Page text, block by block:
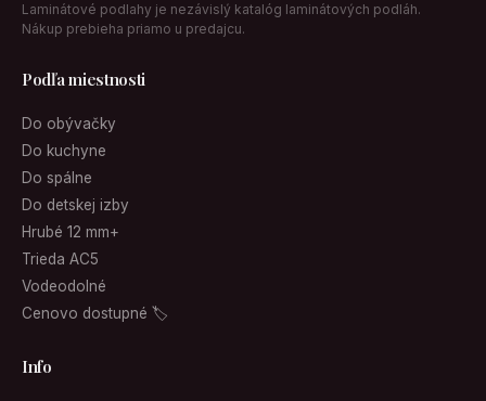
Laminátové podlahy je nezávislý katalóg laminátových podláh.
Nákup prebieha priamo u predajcu.
Podľa miestnosti
Do obývačky
Do kuchyne
Do spálne
Do detskej izby
Hrubé 12 mm+
Trieda AC5
Vodeodolné
Cenovo dostupné 🏷
Info